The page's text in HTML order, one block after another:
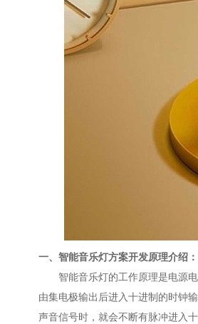
一、智能音乐灯方案开发原理介绍：
智能音乐灯的工作原理是电源电
由集电极输出后进入十进制的时钟
声音信号时，就会不断有脉冲进入